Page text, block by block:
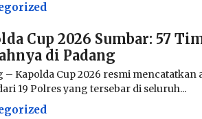
Cup 2026 Sumbar: 57
di Padang
– Kapolda Cup 2026 resmi
19 Polres yang tersebar di seluruh...